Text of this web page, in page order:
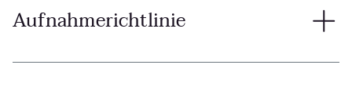
Aufnahmerichtlinie